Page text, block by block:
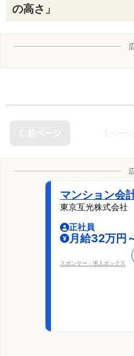
の高さ」
マンション会
東京互光株式会社
正社員
月給32万円
スポンサー：求人ボックス